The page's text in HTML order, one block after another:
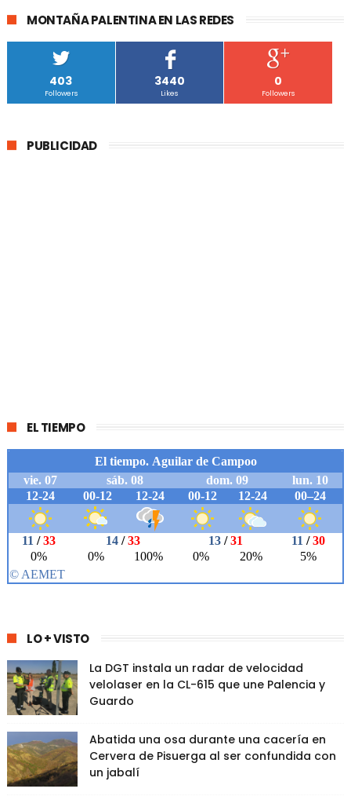
MONTAÑA PALENTINA EN LAS REDES
403
Followers
3440
Likes
0
Followers
PUBLICIDAD
EL TIEMPO
LO + VISTO
La DGT instala un radar de velocidad
velolaser en la CL-615 que une Palencia y
Guardo
Abatida una osa durante una cacería en
Cervera de Pisuerga al ser confundida con
un jabalí